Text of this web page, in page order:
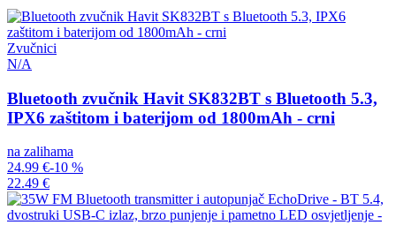
Zvučnici
N/A
Bluetooth zvučnik Havit SK832BT s Bluetooth 5.3,
IPX6 zaštitom i baterijom od 1800mAh - crni
na zalihama
24.99 €-10 %
22.49 €